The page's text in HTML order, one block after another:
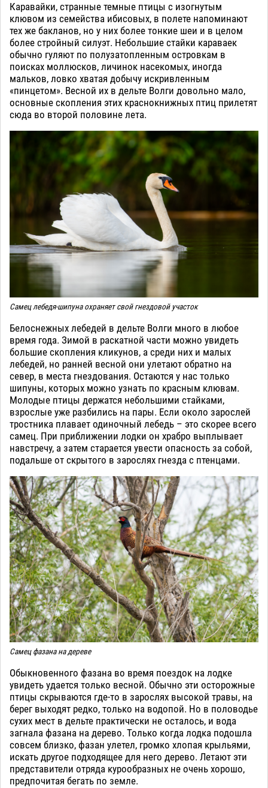
Каравайки, странные темные птицы с изогнутым
клювом из семейства ибисовых, в полете напоминают
тех же бакланов, но у них более тонкие шеи и в целом
более стройный силуэт. Небольшие стайки караваек
обычно гуляют по полузатопленным островкам в
поисках моллюсков, личинок насекомых, иногда
мальков, ловко хватая добычу искривленным
«пинцетом». Весной их в дельте Волги довольно мало,
основные скопления этих краснокнижных птиц прилетят
сюда во второй половине лета.
Самец лебедя-шипуна охраняет свой гнездовой участок
Белоснежных лебедей в дельте Волги много в любое
время года. Зимой в раскатной части можно увидеть
большие скопления кликунов, а среди них и малых
лебедей, но ранней весной они улетают обратно на
север, в места гнездования. Остаются у нас только
шипуны, которых можно узнать по красным клювам.
Молодые птицы держатся небольшими стайками,
взрослые уже разбились на пары. Если около зарослей
тростника плавает одиночный лебедь – это скорее всего
самец. При приближении лодки он храбро выплывает
навстречу, а затем старается увести опасность за собой,
подальше от скрытого в зарослях гнезда с птенцами.
Самец фазана на дереве
Обыкновенного фазана во время поездок на лодке
увидеть удается только весной. Обычно эти осторожные
птицы скрываются где-то в зарослях высокой травы, на
берег выходят редко, только на водопой. Но в половодье
сухих мест в дельте практически не осталось, и вода
загнала фазана на дерево. Только когда лодка подошла
совсем близко, фазан улетел, громко хлопая крыльями,
искать другое подходящее для него дерево. Летают эти
представители отряда курообразных не очень хорошо,
предпочитая бегать по земле.